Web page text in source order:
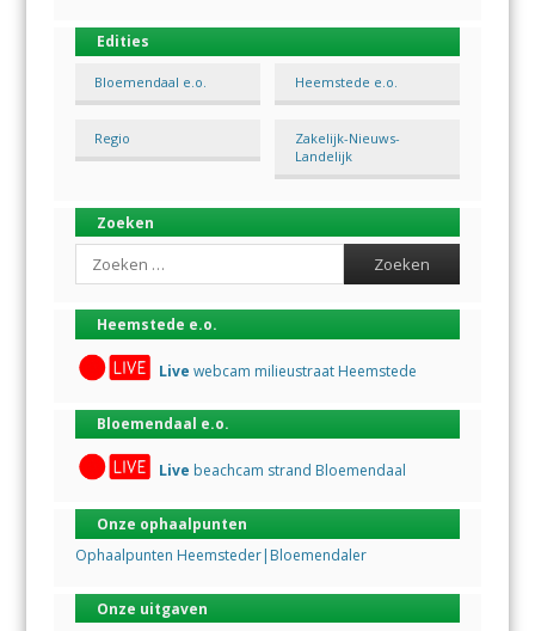
Edities
Bloemendaal e.o. Heemstede e.o.
Regio
Zakelijk-Nieuws-
Landelijk
Zoeken
Search
Heemstede e.o.
Live webcam milieustraat Heemstede
Bloemendaal e.o.
Live beachcam strand Bloemendaal
Onze ophaalpunten
Ophaalpunten Heemsteder|Bloemendaler
Onze uitgaven